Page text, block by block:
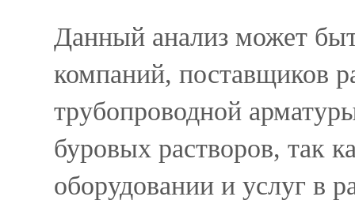
Данный анализ может
компаний, поставщиков
трубопроводной
буровых растворов, так
оборудовании и услуг в